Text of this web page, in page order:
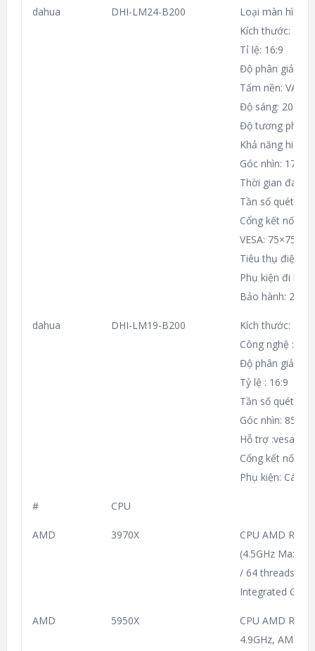
dahua DHI-LM24-B200
Loại màn hình:
Kích thước: 23.8
Tỉ lệ: 16:9
Độ phân giải:
Tấm nền: VA
Độ sáng:
Độ tương phản:
Khả năng hiển
Góc nhìn:
Thời gian đáp
Tần số quét:
Cổng kết nối:
VESA: 75×75mm
Tiêu thụ điện:
Phụ kiện đi
Bảo hành: 24
dahua DHI-LM19-B200
Kích thước: 19.5
Công nghệ : LED
Độ phân giải:
Tỷ lệ : 16:9
Tần số quét :
Góc nhìn:
Hỗ trợ :vesa
Cổng kết nối:
Phụ kiện: Cáp
# CPU
AMD 3970X
CPU AMD
(4.5GHz Max
/ 64 threads /
Integrated
AMD 5950X
CPU AMD
4.9GHz, AM4,